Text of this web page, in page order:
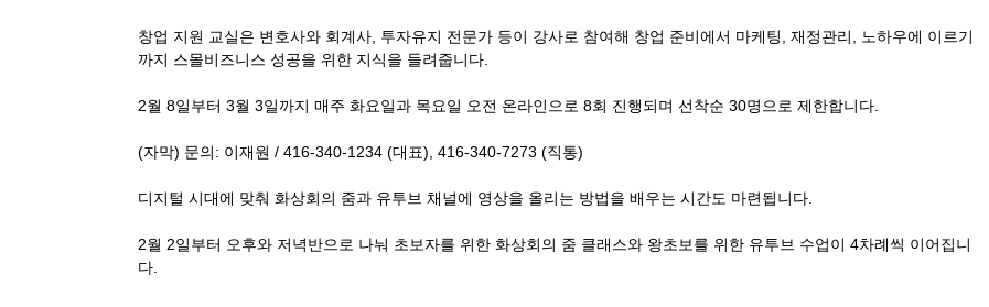
창업 지원 교실은 변호사와 회계사, 투자유지 전문가 등이 강사로 참여해 창업 준비에서 마케팅, 재정관리, 노하우에 이르기
까지 스몰비즈니스 성공을 위한 지식을 들려줍니다.
2월 8일부터 3월 3일까지 매주 화요일과 목요일 오전 온라인으로 8회 진행되며 선착순 30명으로 제한합니다.
(자막) 문의: 이재원 / 416-340-1234 (대표), 416-340-7273 (직통)
디지털 시대에 맞춰 화상회의 줌과 유투브 채널에 영상을 올리는 방법을 배우는 시간도 마련됩니다.
2월 2일부터 오후와 저녁반으로 나눠 초보자를 위한 화상회의 줌 클래스와 왕초보를 위한 유투브 수업이 4차례씩 이어집니
다.